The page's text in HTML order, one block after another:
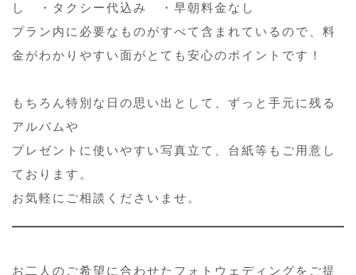
し ・タクシー代込み ・早朝料金なし
プラン内に必要なものがすべて含まれているので、料
金がわかりやすい面がとても安心のポイントです！
もちろん特別な日の思い出として、ずっと手元に残る
アルバムや
プレゼントに使いやすい写真立て、台紙等もご用意し
ております。
お気軽にご相談くださいませ。
お二人のご希望に合わせたフォトウェディングをご提